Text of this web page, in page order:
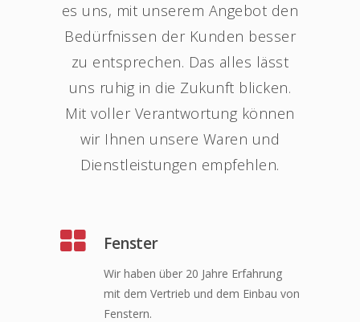
es uns, mit unserem Angebot den
Bedürfnissen der Kunden besser
zu entsprechen. Das alles lässt
uns ruhig in die Zukunft blicken.
Mit voller Verantwortung können
wir Ihnen unsere Waren und
Dienstleistungen empfehlen.
Fenster
Wir haben über 20 Jahre Erfahrung
mit dem Vertrieb und dem Einbau von
Fenstern.